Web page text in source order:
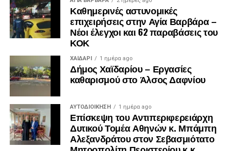
Καθημερινές αστυνομικές
επιχειρήσεις στην Αγία Βαρβάρα –
Νέοι έλεγχοι και 62 παραβάσεις του
ΚΟΚ
ΧΑΪΔΑΡΙ 1 ημέρα ago
Δήμος Χαϊδαρίου – Εργασίες
καθαρισμού στο Άλσος Δαφνίου
ΑΥΤΟΔΙΟΊΚΗΣΗ 1 ημέρα ago
Επίσκεψη του Αντιπεριφερειάρχη
Δυτικού Τομέα Αθηνών κ. Μπάμπη
Αλεξανδράτου στον Σεβασμιότατο